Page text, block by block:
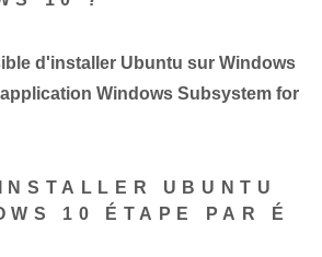
d'installer Ubuntu sur Windows
Windows Subsystem for
UBUNTU
10 ÉTAPE PAR É